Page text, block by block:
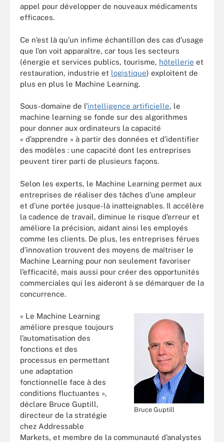
appel pour développer de nouveaux médicaments
efficaces.
Ce n’est là qu’un infime échantillon des cas d’usage
que l’on voit apparaître, car tous les secteurs
(énergie et services publics, tourisme, hôtellerie et
restauration, industrie et logistique) exploitent de
plus en plus le Machine Learning.
Sous-domaine de l’intelligence artificielle, le
machine learning se fonde sur des algorithmes
pour donner aux ordinateurs la capacité
« d’apprendre » à partir des données et d’identifier
des modèles : une capacité dont les entreprises
peuvent tirer parti de plusieurs façons.
Selon les experts, le Machine Learning permet aux
entreprises de réaliser des tâches d’une ampleur
et d’une portée jusque-là inatteignables. Il accélère
la cadence de travail, diminue le risque d’erreur et
améliore la précision, aidant ainsi les employés
comme les clients. De plus, les entreprises férues
d’innovation trouvent des moyens de maîtriser le
Machine Learning pour non seulement favoriser
l’efficacité, mais aussi pour créer des opportunités
commerciales qui les aideront à se démarquer de la
concurrence.
Bruce Guptill
« Le Machine Learning
améliore presque toujours
l’automatisation des
fonctions et des
processus en permettant
une adaptation
fonctionnelle face à des
conditions fluctuantes »,
déclare Bruce Guptill,
directeur de la stratégie
chez Addressable
Markets, et membre de la communauté d’analystes